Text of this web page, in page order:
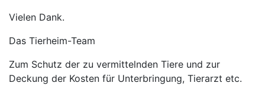
Vielen Dank.
Das Tierheim-Team
Zum Schutz der zu vermittelnden Tiere und zur
Deckung der Kosten für Unterbringung, Tierarzt etc.